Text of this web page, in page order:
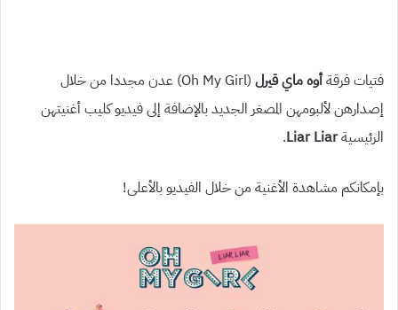
فتيات فرقةأوه ماي قيرل
(Oh My Girl) عدن مجددا من خلال
إصدارهن لألبومهن المصغر الجديد بالإضافة إلى فيديو كليب أغنيتهن
الرئيسيةLiar Liar
.
بإمكانكم مشاهدة الأغنية من خلال الفيديو بالأعلى!